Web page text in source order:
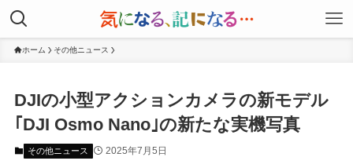
ホーム その他ニュース
DJIの小型アクションカメラの新モデル
｢DJI Osmo Nano｣の新たな実機写真
その他ニュース 2025年7月5日